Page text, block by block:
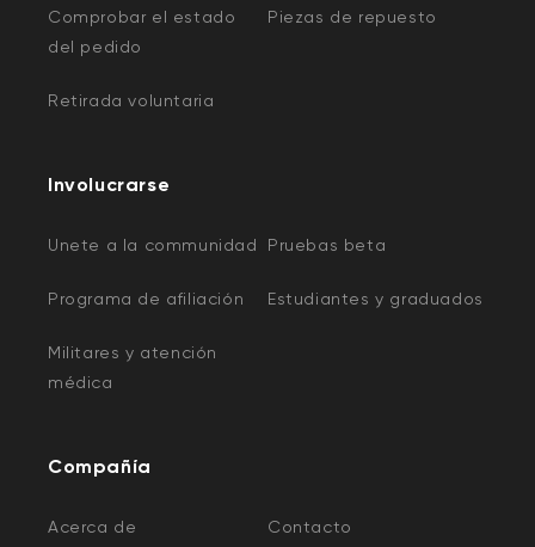
Comprobar el estado
del pedido
Piezas de repuesto
Retirada voluntaria
Involucrarse
Unete a la communidad Pruebas beta
Programa de afiliación Estudiantes y graduados
Militares y atención
médica
Compañía
Acerca de Contacto